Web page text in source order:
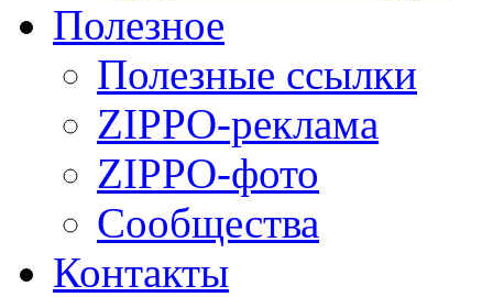
Полезное
Полезные ссылки
ZIPPO-реклама
ZIPPO-фото
Сообщества
Контакты